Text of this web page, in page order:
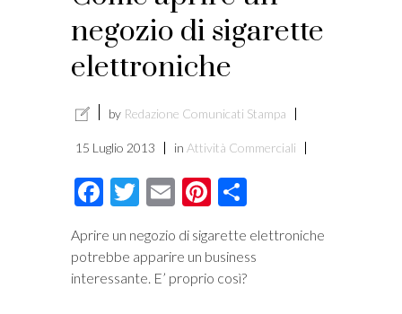
negozio di sigarette
elettroniche
by Redazione Comunicati Stampa
15 Luglio 2013 in Attività Commerciali
Facebook
Twitter
EmailPinterest
Aprire un negozio di sigarette elettroniche
potrebbe apparire un business
interessante. E’ proprio così?